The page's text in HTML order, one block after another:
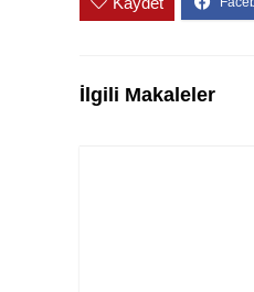
İlgili Makaleler